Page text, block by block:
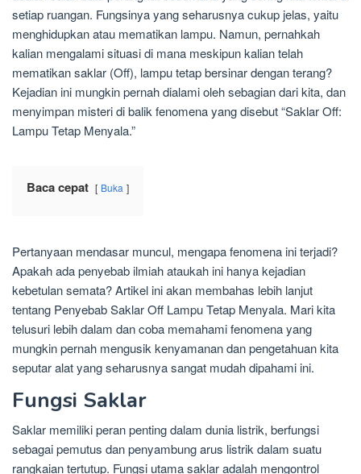
setiap ruangan. Fungsinya yang seharusnya cukup jelas, yaitu
menghidupkan atau mematikan lampu. Namun, pernahkah
kalian mengalami situasi di mana meskipun kalian telah
mematikan saklar (Off), lampu tetap bersinar dengan terang?
Kejadian ini mungkin pernah dialami oleh sebagian dari kita, dan
menyimpan misteri di balik fenomena yang disebut “Saklar Off:
Lampu Tetap Menyala.”
Baca cepat Buka
Pertanyaan mendasar muncul, mengapa fenomena ini terjadi?
Apakah ada penyebab ilmiah ataukah ini hanya kejadian
kebetulan semata? Artikel ini akan membahas lebih lanjut
tentang Penyebab Saklar Off Lampu Tetap Menyala. Mari kita
telusuri lebih dalam dan coba memahami fenomena yang
mungkin pernah mengusik kenyamanan dan pengetahuan kita
seputar alat yang seharusnya sangat mudah dipahami ini.
Fungsi Saklar
Saklar memiliki peran penting dalam dunia listrik, berfungsi
sebagai pemutus dan penyambung arus listrik dalam suatu
rangkaian tertutup. Fungsi utama saklar adalah mengontrol